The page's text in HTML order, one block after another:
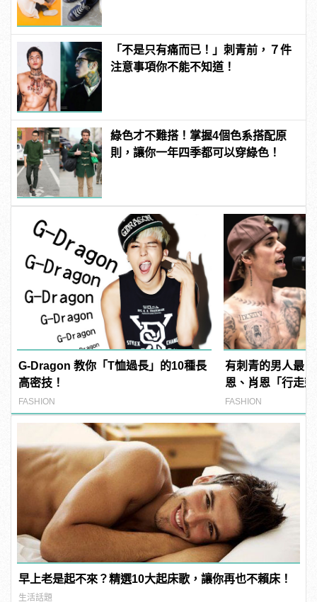
「不是只有痛而已！」刺青前，７件
注意事項你不能不知道！
綠色才不難搭！掌握4個色系搭配原
則，讓你一年四季都可以穿綠色！
G-Dragon 教你「T恤過長」的10種長
高密技！
FASHION
有刺青的男人最
恩、肖恩「行走
範！
FASHION
早上老是起不來？精選10大起床歌，讓你再也不賴床！
生活話題